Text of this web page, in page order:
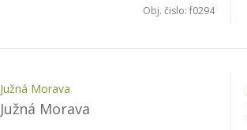
Obj. čislo: f0294
Južná Morava
Južná Morava